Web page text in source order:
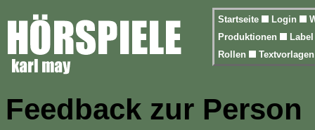
Startseite Login
Produktionen
Rollen
Feedback zur Person